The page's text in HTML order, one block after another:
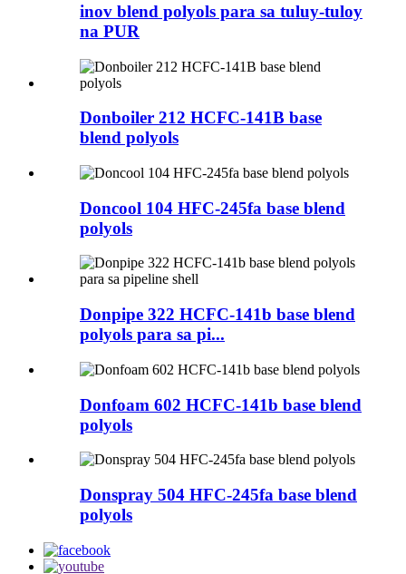
inov blend polyols para sa tuluy-tuloy
na PUR
Donboiler 212 HCFC-141B base
blend polyols
Doncool 104 HFC-245fa base blend
polyols
Donpipe 322 HCFC-141b base blend
polyols para sa pi...
Donfoam 602 HCFC-141b base blend
polyols
Donspray 504 HFC-245fa base blend
polyols